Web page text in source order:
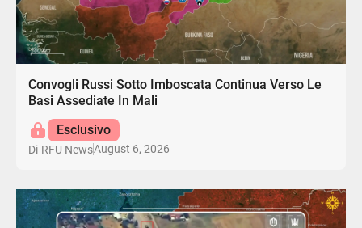
Convogli Russi Sotto Imboscata Continua Verso Le
Basi Assediate In Mali
Esclusivo
Di RFU NewsAugust 6, 2026